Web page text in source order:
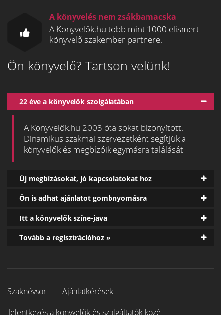
A könyvelés nem zsákbamacska
A Könyvelők.hu több mint 1000 elismert
könyvelő szakember partnere.
Ön könyvelő? Tartson velünk!
22 éve a könyvelők szolgálatában
A Könyvelők.hu 2003 óta sokat bizonyított.
Dinamikus szakmai szervezetként segítjük a
könyvelők és megbízóik egymásra találását.
Új megbízásokat, jó kapcsolatokat hoz
Ön is adhat ajánlatot gombnyomásra
Itt a könyvelők színe-java
Tovább a regisztrációhoz »
Szaknévsor
Ajánlatkérések
Jelentkezés a könyvelők és szolgáltatók közé